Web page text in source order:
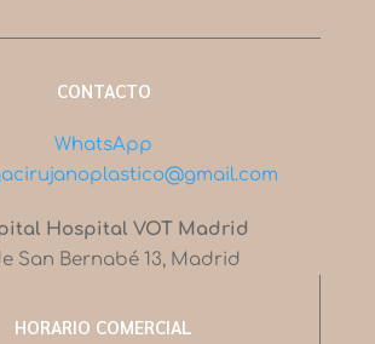
CONTACTO
WhatsApp
Hospital VOT Madrid
San Bernabé 13, Madrid
HORARIO COMERCIAL